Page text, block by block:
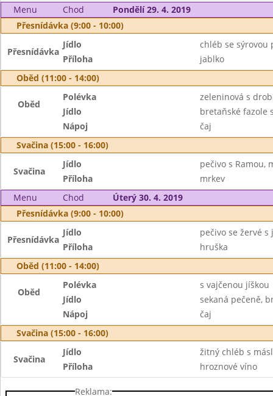
Menu Chod
Pondělí 29. 4. 2019
Přesnídávka (9:00 - 10:00)
Přesnídávka
Jídlo
chléb se sýrovou
Příloha
jablko
Oběd (11:00 - 14:00)
Oběd
Polévka
zeleninová s
Jídlo
bretaňské fazole
Nápoj
čaj
Svačina (15:00 - 16:00)
Svačina
Jídlo
pečivo s Ramou,
Příloha
mrkev
Menu
Chod
Úterý 30. 4. 2019
Přesnídávka (9:00 - 10:00)
Přesnídávka
Jídlo
pečivo se žervé
Příloha
hruška
Oběd (11:00 - 14:00)
Oběd
Polévka
s vajčenou jíškou
Jídlo
sekaná pečeně,
Nápoj
čaj
Svačina (15:00 - 16:00)
Svačina
Jídlo
žitný chléb s
Příloha
hroznové víno
Reklama: